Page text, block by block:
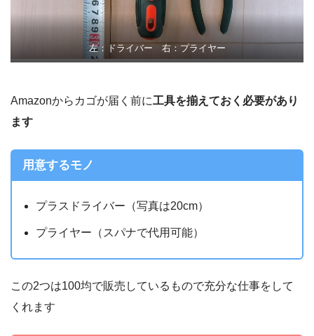
左：ドライバー 右：プライヤー
Amazonからカゴが届く前に工具を揃えておく必要があり
ます
用意するモノ
プラスドライバー（写真は20cm）
プライヤー（スパナで代用可能）
この2つは100均で販売しているもので充分な仕事をして
くれます